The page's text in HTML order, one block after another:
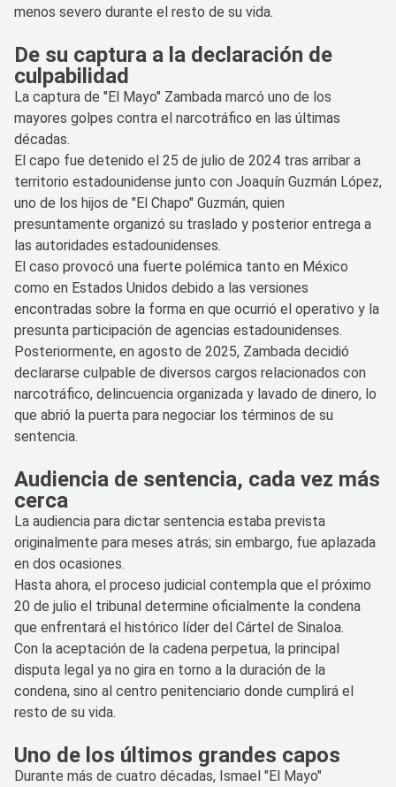
menos severo durante el resto de su vida.
De su captura a la declaración de
culpabilidad
La captura de "El Mayo" Zambada marcó uno de los
mayores golpes contra el narcotráfico en las últimas
décadas.
El capo fue detenido el 25 de julio de 2024 tras arribar a
territorio estadounidense junto con Joaquín Guzmán López,
uno de los hijos de "El Chapo" Guzmán, quien
presuntamente organizó su traslado y posterior entrega a
las autoridades estadounidenses.
El caso provocó una fuerte polémica tanto en México
como en Estados Unidos debido a las versiones
encontradas sobre la forma en que ocurrió el operativo y la
presunta participación de agencias estadounidenses.
Posteriormente, en agosto de 2025, Zambada decidió
declararse culpable de diversos cargos relacionados con
narcotráfico, delincuencia organizada y lavado de dinero, lo
que abrió la puerta para negociar los términos de su
sentencia.
Audiencia de sentencia, cada vez más
cerca
La audiencia para dictar sentencia estaba prevista
originalmente para meses atrás; sin embargo, fue aplazada
en dos ocasiones.
Hasta ahora, el proceso judicial contempla que el próximo
20 de julio el tribunal determine oficialmente la condena
que enfrentará el histórico líder del Cártel de Sinaloa.
Con la aceptación de la cadena perpetua, la principal
disputa legal ya no gira en torno a la duración de la
condena, sino al centro penitenciario donde cumplirá el
resto de su vida.
Uno de los últimos grandes capos
Durante más de cuatro décadas, Ismael "El Mayo"